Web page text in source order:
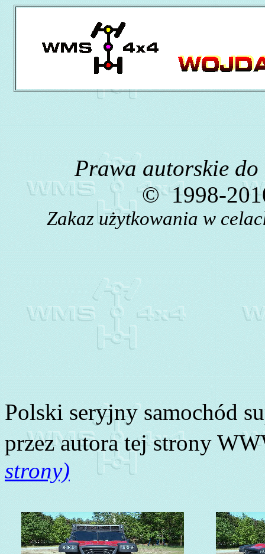
Prawa autorskie
©1998-
Zakaz użytkowania w
Polski seryjny samochód
przez autora tej strony
strony)